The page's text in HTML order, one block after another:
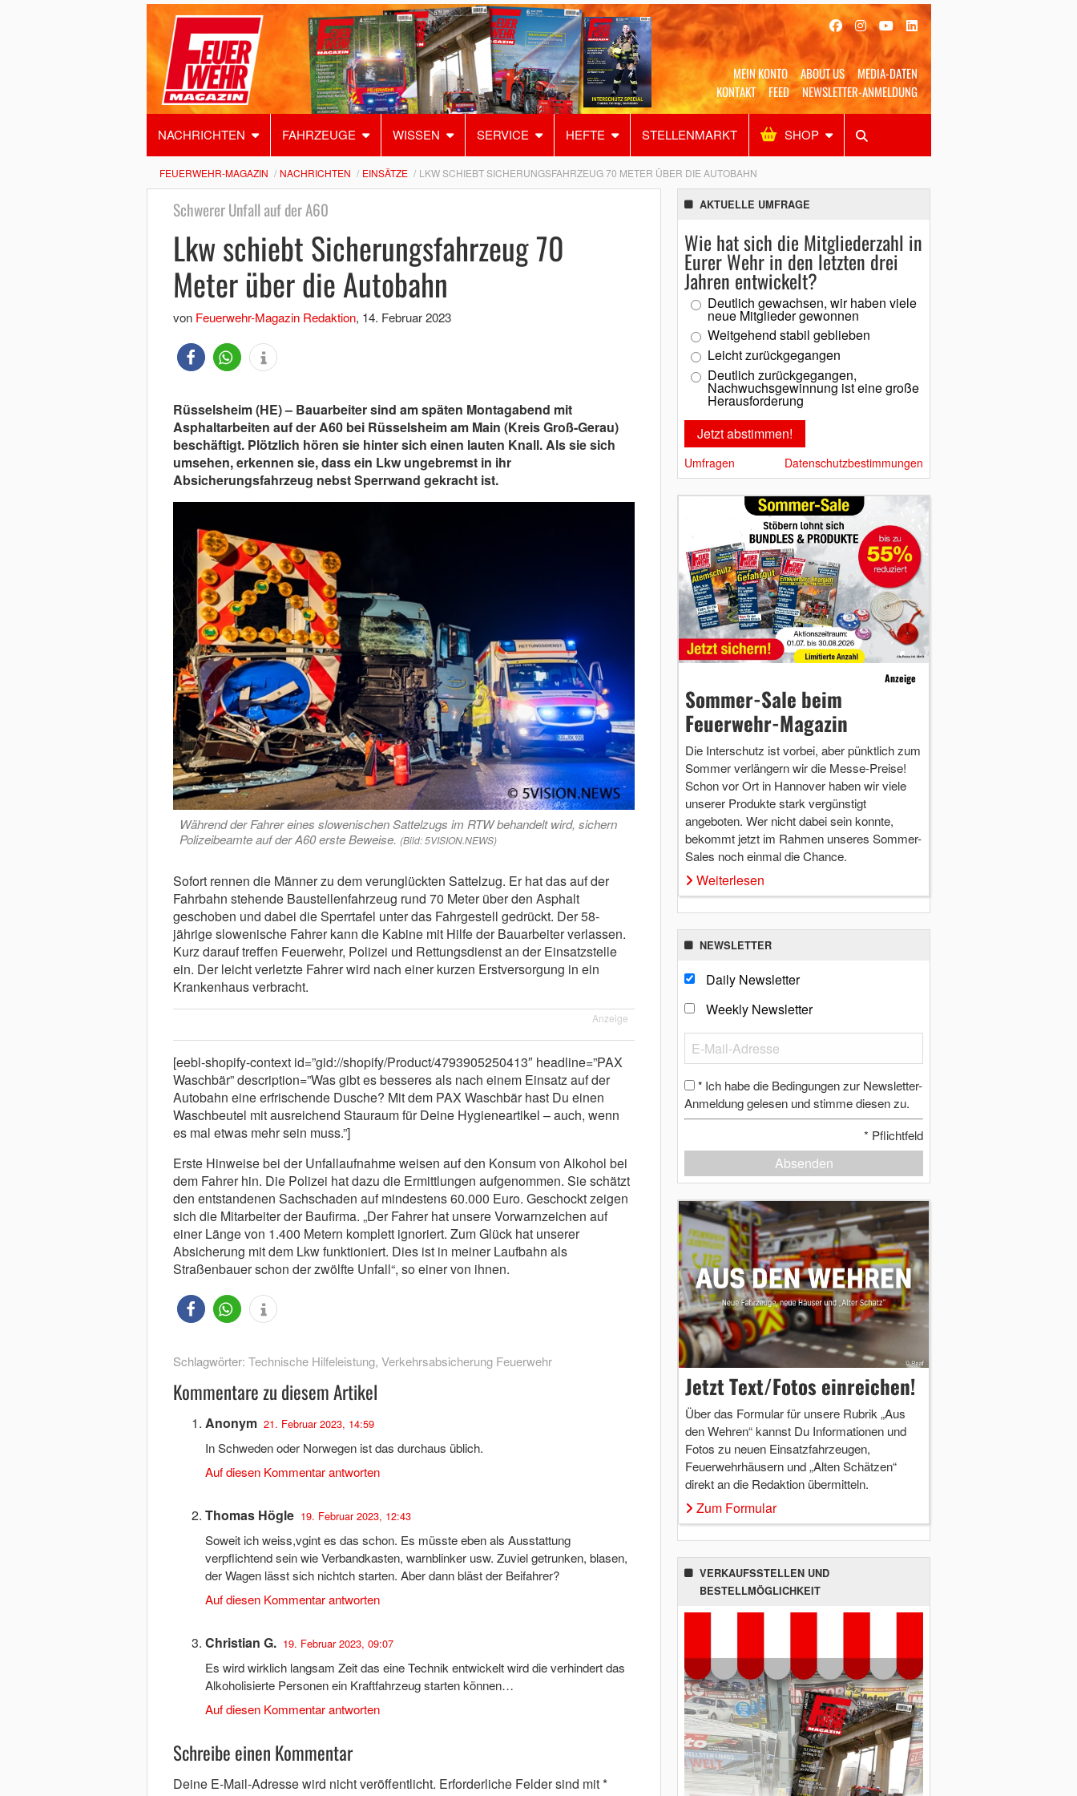
MEIN KONTO ABOUT US
MEDIA-DATEN
KONTAKT
FEED NEWSLETTER-ANMELDUNG
NACHRICHTEN FAHRZEUGE WISSEN SERVICE HEFTE STELLENMARKT SHOP
Alles Shop SUCHEN
FEUERWEHR-MAGAZIN NACHRICHTEN EINSÄTZE LKW SCHIEBT SICHERUNGSFAHRZEUG 70 METER ÜBER DIE AUTOBAHN
Schwerer Unfall auf der A60
Lkw schiebt Sicherungsfahrzeug 70
Meter über die Autobahn
von Feuerwehr-Magazin Redaktion, 14. Februar 2023
Rüsselsheim (HE) – Bauarbeiter sind am späten Montagabend mit
Asphaltarbeiten auf der A60 bei Rüsselsheim am Main (Kreis Groß-Gerau)
beschäftigt. Plötzlich hören sie hinter sich einen lauten Knall. Als sie sich
umsehen, erkennen sie, dass ein Lkw ungebremst in ihr
Absicherungsfahrzeug nebst Sperrwand gekracht ist.
Während der Fahrer eines slowenischen Sattelzugs im RTW behandelt wird, sichern
Polizeibeamte auf der A60 erste Beweise. (Bild: 5VISION.NEWS)
Sofort rennen die Männer zu dem verunglückten Sattelzug. Er hat das auf der
Fahrbahn stehende Baustellenfahrzeug rund 70 Meter über den Asphalt
geschoben und dabei die Sperrtafel unter das Fahrgestell gedrückt. Der 58-
jährige slowenische Fahrer kann die Kabine mit Hilfe der Bauarbeiter verlassen.
Kurz darauf treffen Feuerwehr, Polizei und Rettungsdienst an der Einsatzstelle
ein. Der leicht verletzte Fahrer wird nach einer kurzen Erstversorgung in ein
Krankenhaus verbracht.
Anzeige
[eebl-shopify-context id=”gid://shopify/Product/4793905250413″ headline=”PAX
Waschbär” description=”Was gibt es besseres als nach einem Einsatz auf der
Autobahn eine erfrischende Dusche? Mit dem PAX Waschbär hast Du einen
Waschbeutel mit ausreichend Stauraum für Deine Hygieneartikel – auch, wenn
es mal etwas mehr sein muss.”]
Erste Hinweise bei der Unfallaufnahme weisen auf den Konsum von Alkohol bei
dem Fahrer hin. Die Polizei hat dazu die Ermittlungen aufgenommen. Sie schätzt
den entstandenen Sachschaden auf mindestens 60.000 Euro. Geschockt zeigen
sich die Mitarbeiter der Baufirma. „Der Fahrer hat unsere Vorwarnzeichen auf
einer Länge von 1.400 Metern komplett ignoriert. Zum Glück hat unserer
Absicherung mit dem Lkw funktioniert. Dies ist in meiner Laufbahn als
Straßenbauer schon der zwölfte Unfall“, so einer von ihnen.
Schlagwörter: Technische Hilfeleistung, Verkehrsabsicherung Feuerwehr
Kommentare zu diesem Artikel
Anonym 21. Februar 2023, 14:59
In Schweden oder Norwegen ist das durchaus üblich.
Auf diesen Kommentar antworten
Thomas Högle 19. Februar 2023, 12:43
Soweit ich weiss,vgint es das schon. Es müsste eben als Ausstattung
verpflichtend sein wie Verbandkasten, warnblinker usw. Zuviel getrunken, blasen,
der Wagen lässt sich nichtch starten. Aber dann bläst der Beifahrer?
Auf diesen Kommentar antworten
Christian G. 19. Februar 2023, 09:07
Es wird wirklich langsam Zeit das eine Technik entwickelt wird die verhindert das
Alkoholisierte Personen ein Kraftfahrzeug starten können…
Auf diesen Kommentar antworten
Schreibe einen Kommentar
Deine E-Mail-Adresse wird nicht veröffentlicht. Erforderliche Felder sind mit*
AKTUELLE UMFRAGE
Wie hat sich die Mitgliederzahl in
Eurer Wehr in den letzten drei
Jahren entwickelt?
Deutlich gewachsen, wir haben viele
neue Mitglieder gewonnen
Weitgehend stabil geblieben
Leicht zurückgegangen
Deutlich zurückgegangen,
Nachwuchsgewinnung ist eine große
Herausforderung
Umfragen Datenschutzbestimmungen
Anzeige
Sommer-Sale beim
Feuerwehr-Magazin
Die Interschutz ist vorbei, aber pünktlich zum
Sommer verlängern wir die Messe-Preise!
Schon vor Ort in Hannover haben wir viele
unserer Produkte stark vergünstigt
angeboten. Wer nicht dabei sein konnte,
bekommt jetzt im Rahmen unseres Sommer-
Sales noch einmal die Chance.
Weiterlesen
NEWSLETTER
Daily Newsletter
Weekly Newsletter
* Ich habe die Bedingungen zur Newsletter-
Anmeldung gelesen und stimme diesen zu.
* Pflichtfeld
Absenden
Jetzt Text/Fotos einreichen!
Über das Formular für unsere Rubrik „Aus
den Wehren“ kannst Du Informationen und
Fotos zu neuen Einsatzfahrzeugen,
Feuerwehrhäusern und „Alten Schätzen“
direkt an die Redaktion übermitteln.
Zum Formular
VERKAUFSSTELLEN UND
BESTELLMÖGLICHKEIT